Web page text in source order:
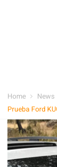
Home News
Prueba Ford